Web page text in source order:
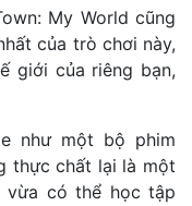
My World cũng
của trò chơi này,
giới của riêng bạn,
như một bộ phim
thực chất lại là một
có thể học tập